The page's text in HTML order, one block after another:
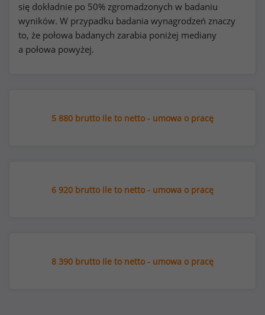
się dokładnie po 50% zgromadzonych w badaniu
wyników. W przypadku badania wynagrodzeń znaczy
to, że połowa badanych zarabia poniżej mediany
a połowa powyżej.
5 880 brutto ile to netto - umowa o pracę
6 920 brutto ile to netto - umowa o pracę
8 390 brutto ile to netto - umowa o pracę